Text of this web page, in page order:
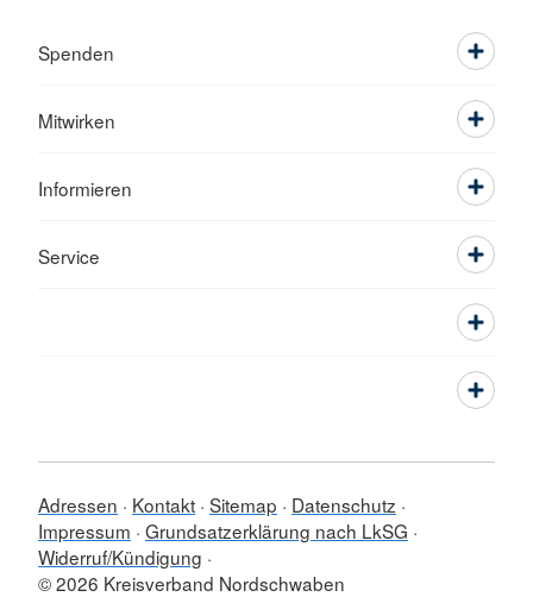
Spenden
Mitwirken
Informieren
Service
Adressen Kontakt Sitemap
Datenschutz
Impressum Grundsatzerklärung nach LkSG
Widerruf/Kündigung
© 2026 Kreisverband Nordschwaben